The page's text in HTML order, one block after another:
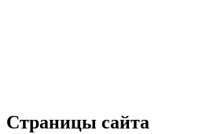
Страницы сайта